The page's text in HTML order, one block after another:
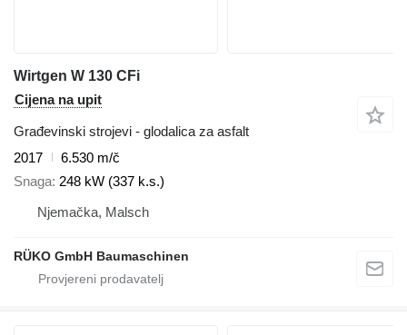
Wirtgen W 130 CFi
Cijena na upit
Građevinski strojevi - glodalica za asfalt
2017
6.530 m/č
Snaga 248 kW (337 k.s.)
Njemačka, Malsch
RÜKO GmbH Baumaschinen